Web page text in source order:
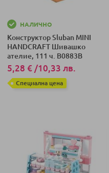
НАЛИЧНО
Конструктор Sluban MINI
HANDCRAFT Шивашко
ателие, 111 ч. B0883B
5,28 € /10,33 лв.
Специална цена